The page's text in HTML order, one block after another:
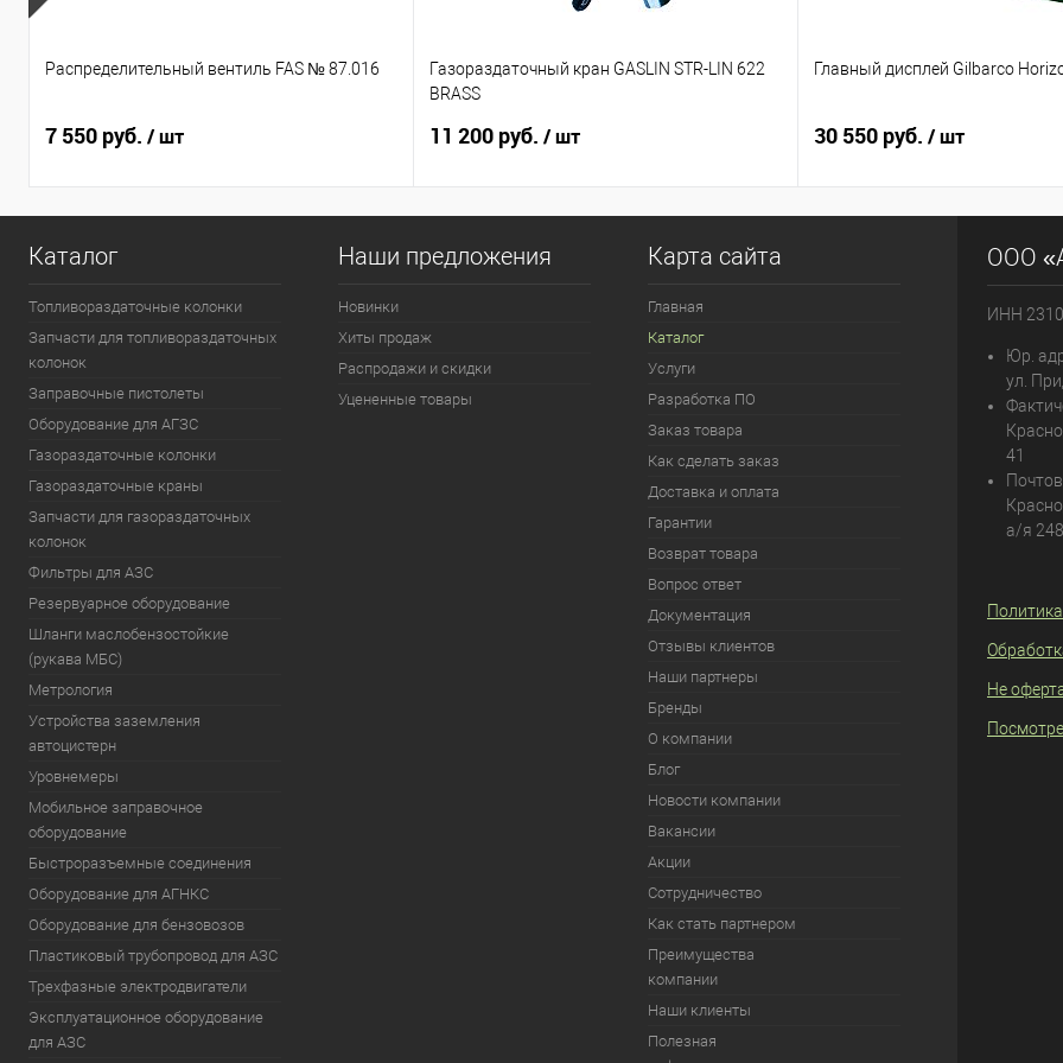
Распределительный вентиль FAS № 87.016
7 550 руб. / шт
Газораздаточный кран GASLIN STR-LIN 622
BRASS
11 200 руб. / шт
Главный дисплей Gilbarco
30 550 руб. / шт
Каталог
Топливораздаточные колонки
Запчасти для топливораздаточных
колонок
Заправочные пистолеты
Оборудование для АГЗС
Газораздаточные колонки
Газораздаточные краны
Запчасти для газораздаточных
колонок
Фильтры для АЗС
Резервуарное оборудование
Шланги маслобензостойкие
(рукава МБС)
Метрология
Устройства заземления
автоцистерн
Уровнемеры
Мобильное заправочное
оборудование
Быстроразъемные соединения
Оборудование для АГНКС
Оборудование для бензовозов
Пластиковый трубопровод для АЗС
Трехфазные электродвигатели
Эксплуатационное оборудование
для АЗС
Наши предложения
Новинки
Хиты продаж
Распродажи и скидки
Уцененные товары
Карта сайта
Главная
Каталог
Услуги
Разработка ПО
Заказ товара
Как сделать заказ
Доставка и оплата
Гарантии
Возврат товара
Вопрос ответ
Документация
Отзывы клиентов
Наши партнеры
Бренды
О компании
Блог
Новости компании
Вакансии
Акции
Сотрудничество
Как стать партнером
Преимущества
компании
Наши клиенты
Полезная
ООО
ИНН
Юр.
ул.
41
а/я
Не